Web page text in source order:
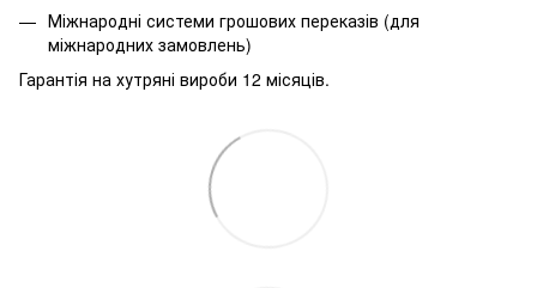
Міжнародні системи грошових переказів (для
міжнародних замовлень)
Гарантія на хутряні вироби 12 місяців.